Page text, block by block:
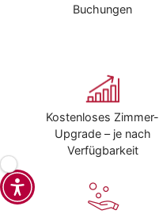
Buchungen
Kostenloses Zimmer-
Upgrade – je nach
Verfügbarkeit